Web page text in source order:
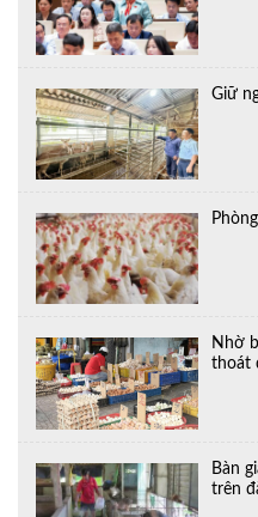
Giữ
Nhờ
thoát
Bàn
trên